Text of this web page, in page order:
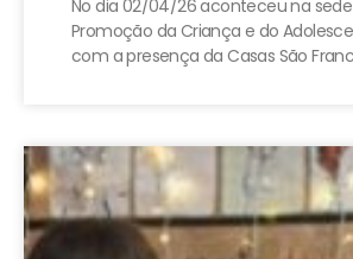
No dia 02/04/26 aconteceu na
Promoção da Criança e do
com a presença da Casas São